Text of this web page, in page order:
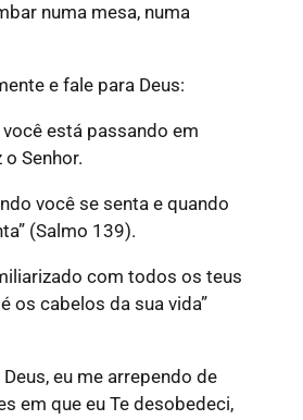
numa mesa, numa
e fale para Deus:
você está passando em
o Senhor.
você se senta e quando
(Salmo 139).
com todos os teus
os cabelos da sua vida”
Deus, eu me arrependo de
em que eu Te desobedeci,